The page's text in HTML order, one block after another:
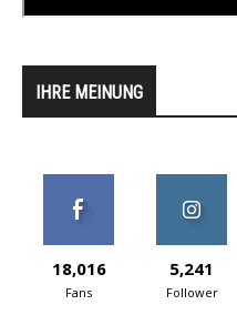
IHRE MEINUNG
18,016
Fans
5,241
Follower